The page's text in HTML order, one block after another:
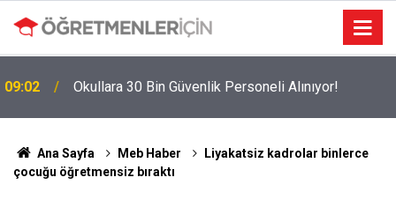
19:01
Öncelik Hangi Alanın Oldu?
Ana Sayfa Meb Haber
Liyakatsiz kadrolar binlerce
çocuğu öğretmensiz bıraktı